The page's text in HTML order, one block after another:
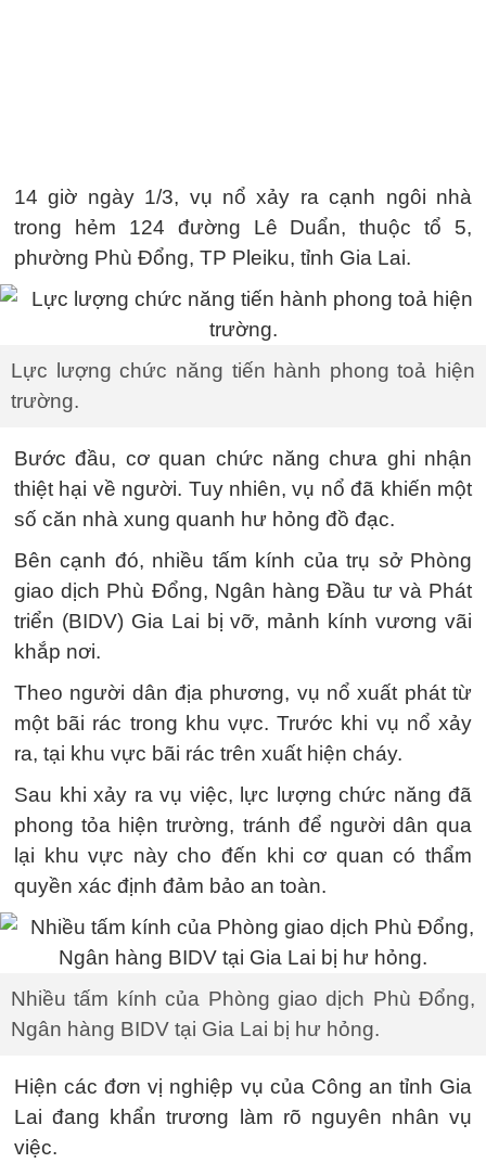
14 giờ ngày 1/3, vụ nổ xảy ra cạnh ngôi nhà
trong hẻm 124 đường Lê Duẩn, thuộc tổ 5,
phường Phù Đổng, TP Pleiku, tỉnh Gia Lai.
Lực lượng chức năng tiến hành phong toả hiện
trường.
Bước đầu, cơ quan chức năng chưa ghi nhận
thiệt hại về người. Tuy nhiên, vụ nổ đã khiến một
số căn nhà xung quanh hư hỏng đồ đạc.
Bên cạnh đó, nhiều tấm kính của trụ sở Phòng
giao dịch Phù Đổng, Ngân hàng Đầu tư và Phát
triển (BIDV) Gia Lai bị vỡ, mảnh kính vương vãi
khắp nơi.
Theo người dân địa phương, vụ nổ xuất phát từ
một bãi rác trong khu vực. Trước khi vụ nổ xảy
ra, tại khu vực bãi rác trên xuất hiện cháy.
Sau khi xảy ra vụ việc, lực lượng chức năng đã
phong tỏa hiện trường, tránh để người dân qua
lại khu vực này cho đến khi cơ quan có thẩm
quyền xác định đảm bảo an toàn.
Nhiều tấm kính của Phòng giao dịch Phù Đổng,
Ngân hàng BIDV tại Gia Lai bị hư hỏng.
Hiện các đơn vị nghiệp vụ của Công an tỉnh Gia
Lai đang khẩn trương làm rõ nguyên nhân vụ
việc.